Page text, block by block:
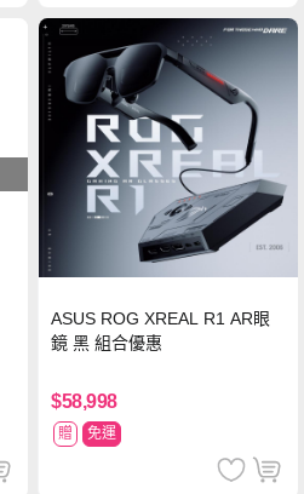
ASUS ROG XREAL R1 AR眼
鏡 黑 組合優惠
$58,998
贈 免運